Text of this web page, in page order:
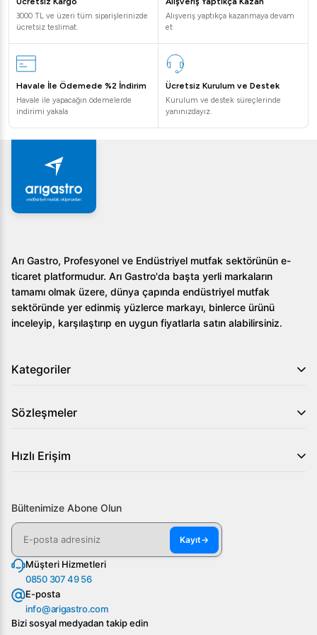
3000 TL ve üzeri tüm siparişlerinizde
ücretsiz teslimat.
Alışveriş yaptıkça kazanmaya devam
et
Havale İle Ödemede %2 İndirim
Havale ile yapacağın ödemelerde
indirimi yakala
Ücretsiz Kurulum ve Destek
Kurulum ve destek süreçlerinde
yanınızdayız.
Arı Gastro, Profesyonel ve Endüstriyel mutfak sektörünün e-
ticaret platformudur. Arı Gastro'da başta yerli markaların
tamamı olmak üzere, dünya çapında endüstriyel mutfak
sektöründe yer edinmiş yüzlerce markayı, binlerce ürünü
inceleyip, karşılaştırıp en uygun fiyatlarla satın alabilirsiniz.
Kategoriler
Sözleşmeler
Hızlı Erişim
Bültenimize Abone Olun
Kayıt→
Müşteri Hizmetleri
0850 307 49 56
E-posta
info@arigastro.com
Bizi sosyal medyadan takip edin